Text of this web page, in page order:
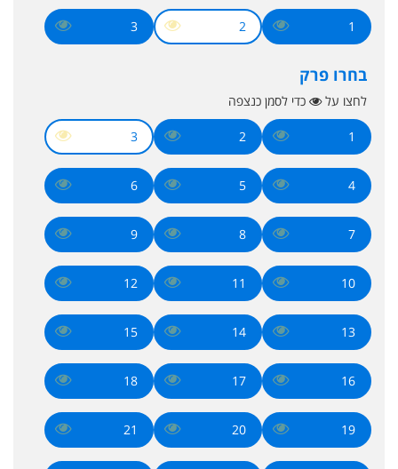
1
2
3
בחרו פרק
לחצו על כדי לסמן כנצפה
1
2
3
4
5
6
7
8
9
10
11
12
13
14
15
16
17
18
19
20
21